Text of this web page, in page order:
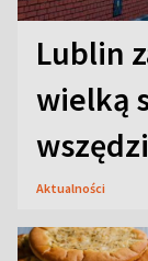
Lublin
wielką
Aktualności